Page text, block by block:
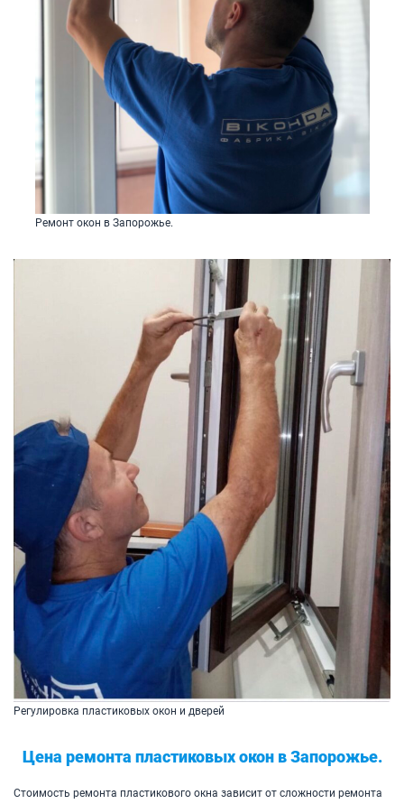
Ремонт окон в Запорожье.
Регулировка пластиковых окон и дверей
Цена ремонта пластиковых окон в Запорожье.
Стоимость ремонта пластикового окна зависит от сложности ремонта